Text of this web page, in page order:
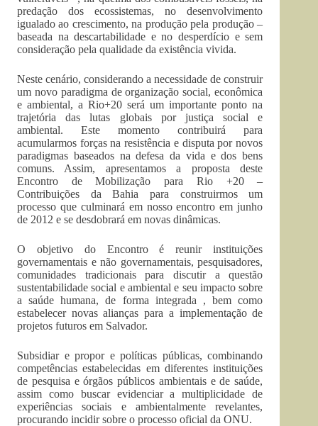
predação dos ecossistemas, no desenvolvimento
igualado ao crescimento, na produção pela produção –
baseada na descartabilidade e no desperdício e sem
consideração pela qualidade da existência vivida.
Neste cenário, considerando a necessidade de construir
um novo paradigma de organização social, econômica
e ambiental, a Rio+20 será um importante ponto na
trajetória das lutas globais por justiça social e
ambiental. Este momento contribuirá para
acumularmos forças na resistência e disputa por novos
paradigmas baseados na defesa da vida e dos bens
comuns. Assim, apresentamos a proposta deste
Encontro de Mobilização para Rio +20 –
Contribuições da Bahia para construirmos um
processo que culminará em nosso encontro em junho
de 2012 e se desdobrará em novas dinâmicas.
O objetivo do Encontro é reunir instituições
governamentais e não governamentais, pesquisadores,
comunidades tradicionais para discutir a questão
sustentabilidade social e ambiental e seu impacto sobre
a saúde humana, de forma integrada , bem como
estabelecer novas alianças para a implementação de
projetos futuros em Salvador.
Subsidiar e propor e políticas públicas, combinando
competências estabelecidas em diferentes instituições
de pesquisa e órgãos públicos ambientais e de saúde,
assim como buscar evidenciar a multiplicidade de
experiências sociais e ambientalmente revelantes,
procurando incidir sobre o processo oficial da ONU.